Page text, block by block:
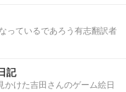
っているであろう有志翻訳者
記
かけた吉田さんのゲーム絵日